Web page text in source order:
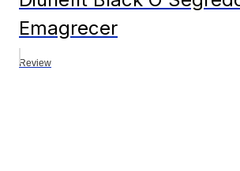
Emagrecer
Review